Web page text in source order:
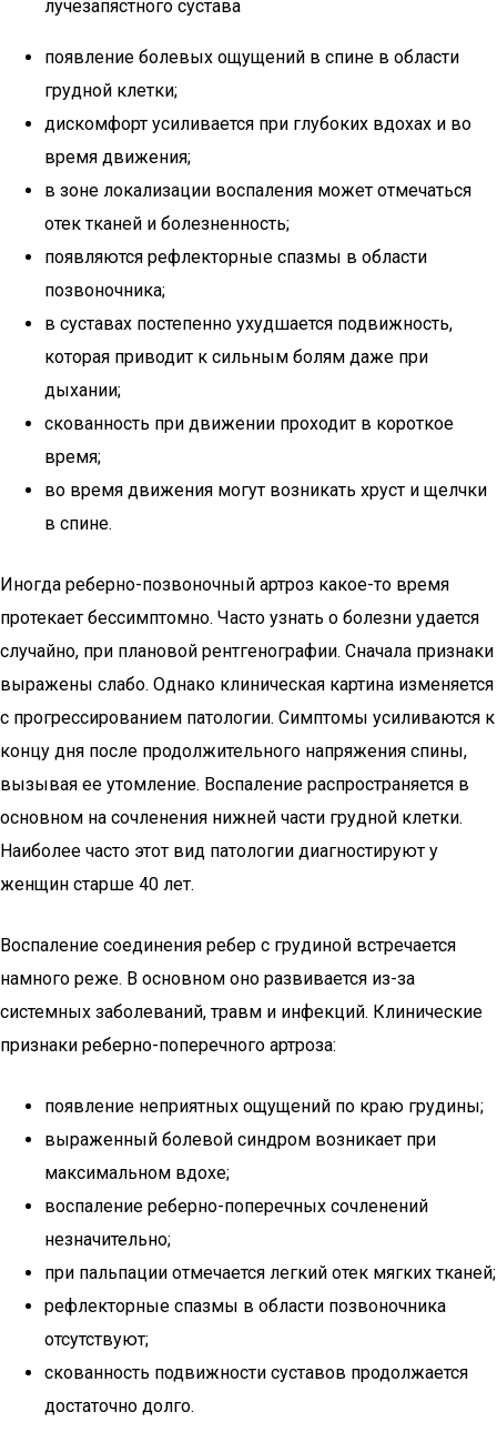
лучезапястного сустава
появление болевых ощущений в спине в области
грудной клетки;
дискомфорт усиливается при глубоких вдохах и во
время движения;
в зоне локализации воспаления может отмечаться
отек тканей и болезненность;
появляются рефлекторные спазмы в области
позвоночника;
в суставах постепенно ухудшается подвижность,
которая приводит к сильным болям даже при
дыхании;
скованность при движении проходит в короткое
время;
во время движения могут возникать хруст и щелчки
в спине.
Иногда реберно-позвоночный артроз какое-то время
протекает бессимптомно. Часто узнать о болезни удается
случайно, при плановой рентгенографии. Сначала признаки
выражены слабо. Однако клиническая картина изменяется
с прогрессированием патологии. Симптомы усиливаются к
концу дня после продолжительного напряжения спины,
вызывая ее утомление. Воспаление распространяется в
основном на сочленения нижней части грудной клетки.
Наиболее часто этот вид патологии диагностируют у
женщин старше 40 лет.
Воспаление соединения ребер с грудиной встречается
намного реже. В основном оно развивается из-за
системных заболеваний, травм и инфекций. Клинические
признаки реберно-поперечного артроза:
появление неприятных ощущений по краю грудины;
выраженный болевой синдром возникает при
максимальном вдохе;
воспаление реберно-поперечных сочленений
незначительно;
при пальпации отмечается легкий отек мягких тканей;
рефлекторные спазмы в области позвоночника
отсутствуют;
скованность подвижности суставов продолжается
достаточно долго.